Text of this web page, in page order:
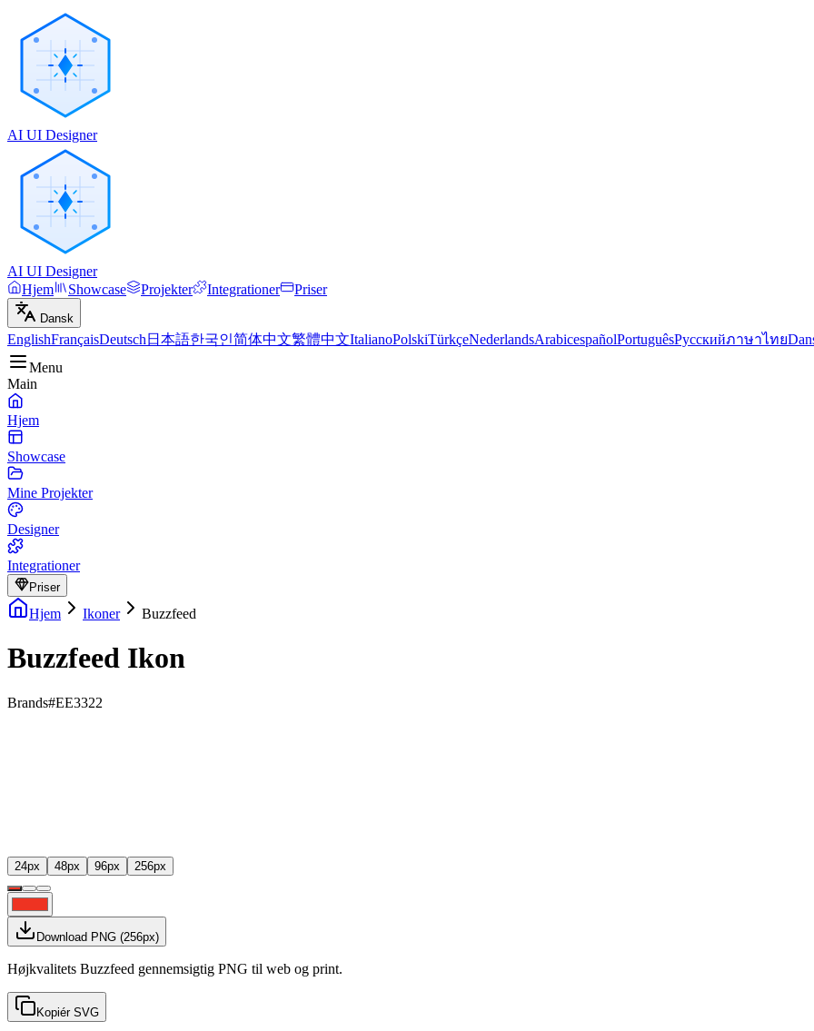
AI UI Designer
AI UI Designer
Hjem
Showcase Projekter Integrationer Priser
Dansk
EnglishFrançaisDeutsch 日本語한국인简体中文繁體中文ItalianoPolskiTürkçeNederlandsArabicespañolPortuguêsРусскийภาษาไทย
Menu
Main
Hjem
Showcase
Mine Projekter
Designer
Integrationer
Priser
Hjem Ikoner Buzzfeed
Buzzfeed Ikon
Brands#EE3322
24px 48px 96px 256px
Download PNG (256px)
Højkvalitets Buzzfeed gennemsigtig PNG til web og print.
Kopiér SVG